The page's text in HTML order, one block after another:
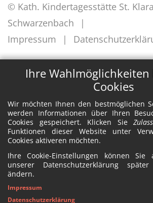
Ihre Wahlmöglichkeiten
Cookies
Wir möchten Ihnen den bestmöglichen
werden Informationen über Ihren
Cookies gespeichert. Klicken Sie
Funktionen dieser Website unter
Cookies aktiveren möchten.
Ihre Cookie-Einstellungen können
unserer Datenschutzerklärung
ändern.
Impressum
Datenschutzerklärung
© Kath. Kindertagesstätte St. Klara
Schwarzenbach
Impressum